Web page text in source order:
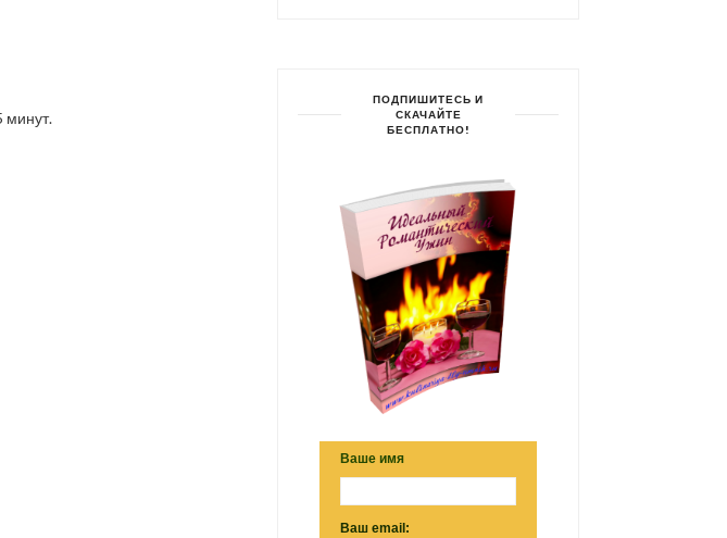
минут.
ПОДПИШИТЕСЬ И
СКАЧАЙТЕ
БЕСПЛАТНО!
Ваше имя
Ваш email: